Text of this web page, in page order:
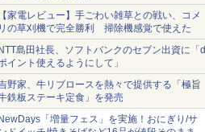
家電レビュー】手ごわい雑草との戦い、コメ
の草刈機で完全勝利 掃除機感覚で使えた
島田社長、ソフトバンクのセブン出資に「d
イント使えるようにして」
野家、牛リブロースを熱々で提供する「極旨
鉄板ステーキ定食」を発売
「増量フェス」を実施！おにぎり/サ